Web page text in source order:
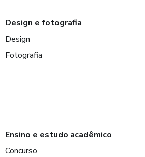
Design e fotografia
Design
Fotografia
Ensino e estudo acadêmico
Concurso